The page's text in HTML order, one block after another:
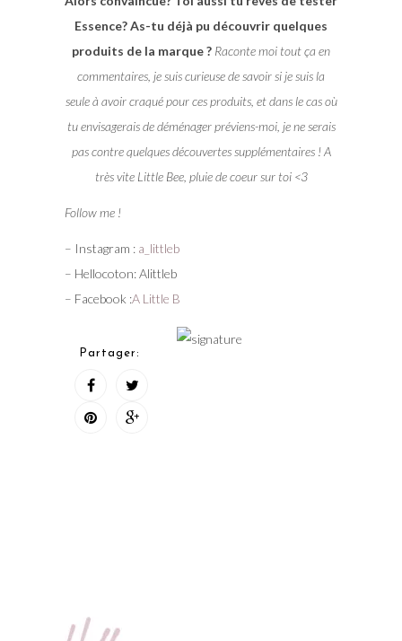
Essence? As-tu déjà pu découvrir quelques
produits de la marque ? Raconte moi tout ça en
commentaires, je suis curieuse de savoir si je suis la
seule à avoir craqué pour ces produits, et dans le cas où
tu envisagerais de déménager préviens-moi, je ne serais
pas contre quelques découvertes supplémentaires ! A
très vite Little Bee, pluie de coeur sur toi <3
Follow me !
– Instagram : a_littleb
– Hellocoton: Alittleb
– Facebook :A Little B
Partager: